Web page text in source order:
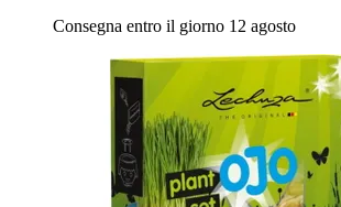
Consegna entro il giorno 12 agosto